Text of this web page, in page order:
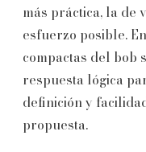
más práctica, la de
esfuerzo posible.
compactas del bob
respuesta lógica
definición y
propuesta.